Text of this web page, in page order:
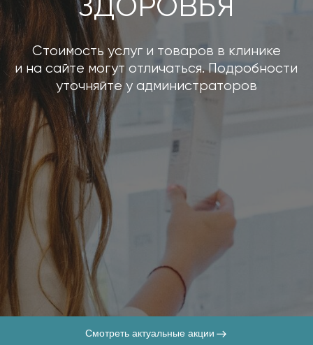
Смотреть актуальные акции